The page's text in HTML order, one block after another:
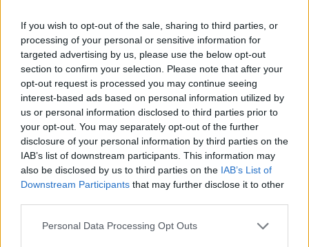
If you wish to opt-out of the sale, sharing to third parties, or
processing of your personal or sensitive information for
targeted advertising by us, please use the below opt-out
section to confirm your selection. Please note that after your
opt-out request is processed you may continue seeing
interest-based ads based on personal information utilized by
us or personal information disclosed to third parties prior to
your opt-out. You may separately opt-out of the further
disclosure of your personal information by third parties on the
IAB’s list of downstream participants. This information may
also be disclosed by us to third parties on the IAB’s List of
Downstream Participants that may further disclose it to other
Please note that this website/app uses one or more Google
Personal Data Processing Opt Outs
Με μώλωπες η Ιρίνα Σάικ στην Εβδομάδα Μόδας του
Λονδίνου - Βίντεο και φωτογραφίες
Το 37χρονο supermodel άνοιξε σόου μόδας
με μαυρισμένο μάτι
16.09.2023, 11:18 3